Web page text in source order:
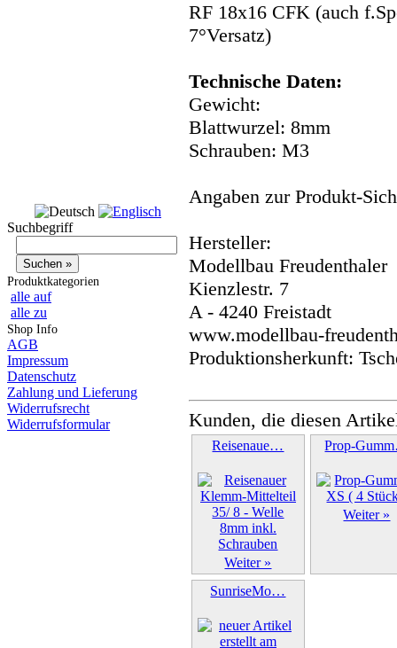
Suchbegriff
Produktkategorien
alle auf
alle zu
Shop Info
AGB
Impressum
Datenschutz
Zahlung und Lieferung
Widerrufsrecht
Widerrufsformular
RF 18x16 CFK (auch
7°Versatz)
Technische Daten:
Gewicht:
Blattwurzel: 8mm
Schrauben: M3
Angaben zur Produkt-
Hersteller:
Modellbau Freudenthaler
Kienzlestr. 7
A - 4240 Freistadt
www.modellbau-
Produktionsherkunft:
Kunden, die diesen
Reisenaue…
Weiter »
Prop-
Weiter »
SunriseMo…